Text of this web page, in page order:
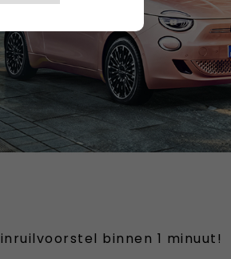
binnen 1 minuut!